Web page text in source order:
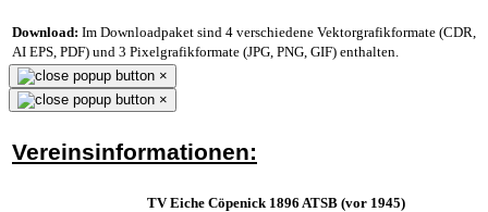
Download: Im Downloadpaket sind 4 verschiedene Vektorgrafikformate (CDR,
AI EPS, PDF) und 3 Pixelgrafikformate (JPG, PNG, GIF) enthalten.
×
×
Vereinsinformationen:
TV Eiche Cöpenick 1896 ATSB (vor 1945)